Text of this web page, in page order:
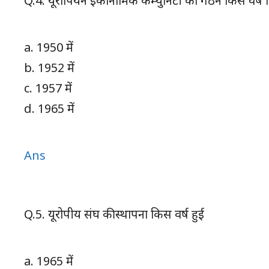
a. 1950 में
b. 1952 में
c. 1957 में
d. 1965 में
Ans
Q.5. यूरोपीय संघ की स्थापना किस वर्ष हुई
a. 1965 में